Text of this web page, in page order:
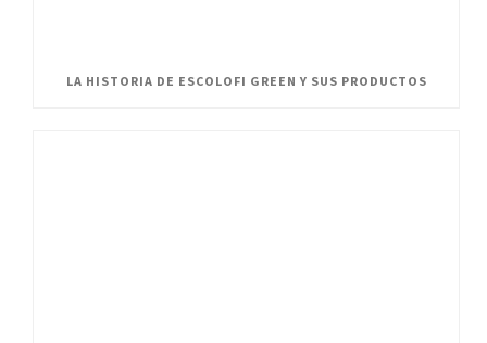
LA HISTORIA DE ESCOLOFI GREEN Y SUS PRODUCTOS